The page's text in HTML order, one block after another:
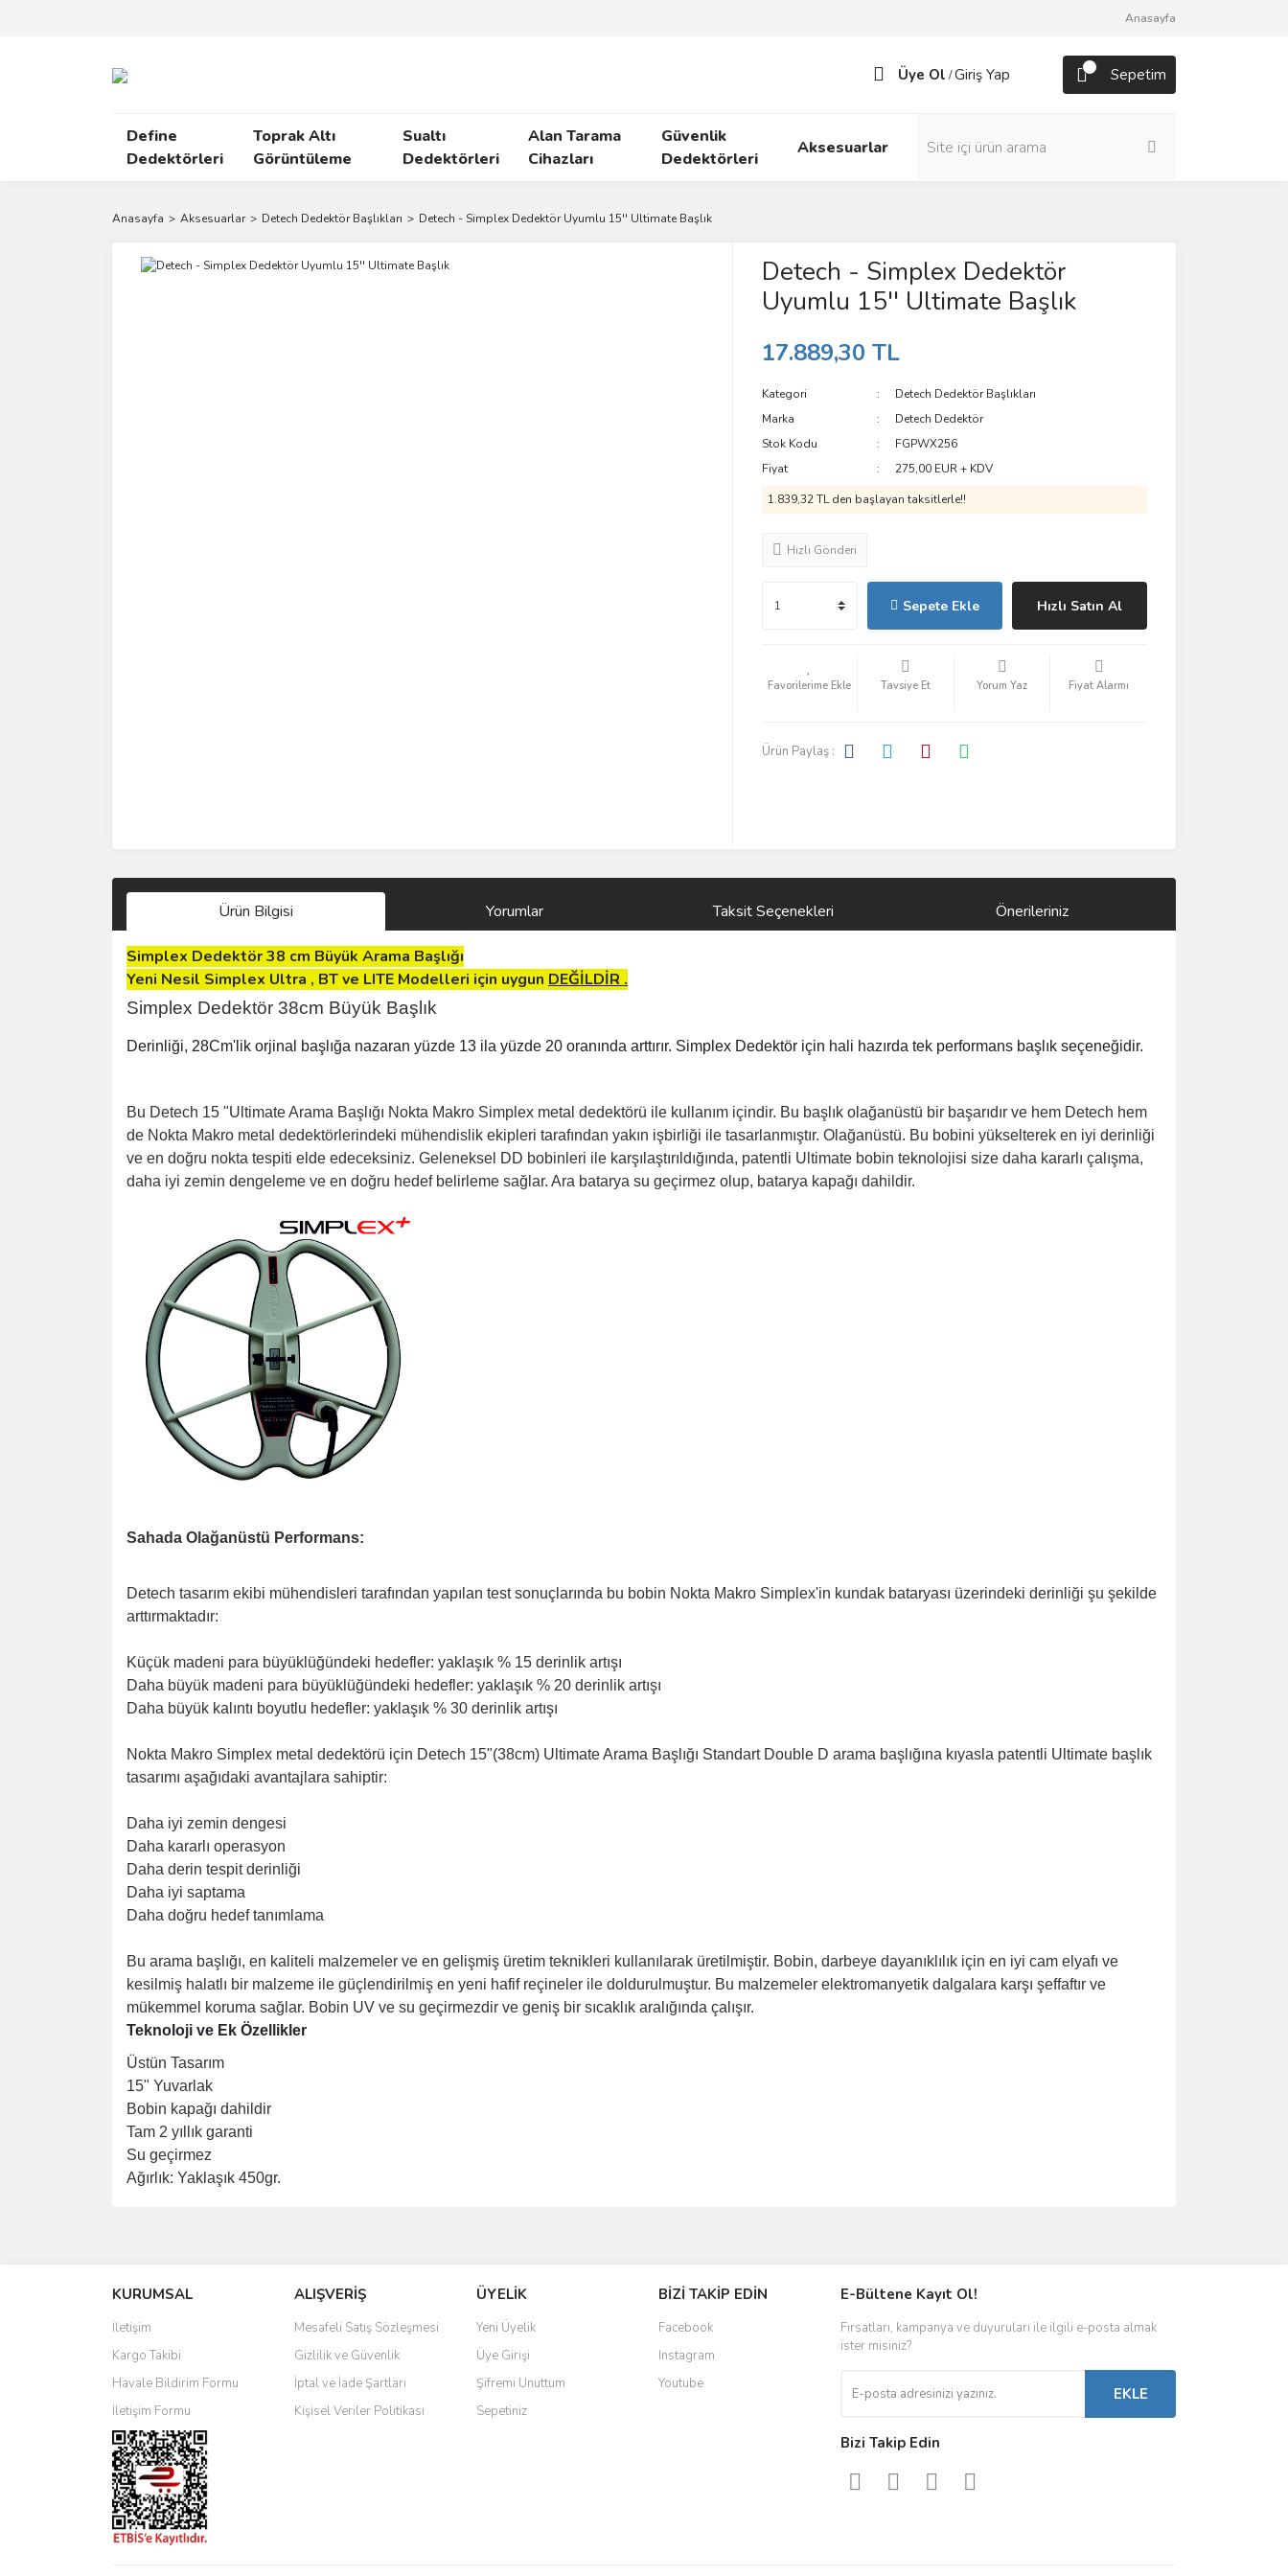
Anasayfa
Üye Ol /Giriş Yap Sepetim
Define
Dedektörleri
Toprak Altı
Görüntüleme
Sualtı
Dedektörleri
Alan Tarama
Cihazları
Güvenlik
Dedektörleri
Aksesuarlar
Anasayfa Aksesuarlar Detech Dedektör Başlıkları Detech - Simplex Dedektör Uyumlu 15'' Ultimate Başlık
Detech - Simplex Dedektör
Uyumlu 15'' Ultimate Başlık
17.889,30 TL
Kategori
Detech Dedektör Başlıkları
Marka
Detech Dedektör
Stok Kodu
FGPWX256
Fiyat
275,00 EUR + KDV
1.839,32 TL den başlayan taksitlerle!!
Hızlı Gönderi
Sepete Ekle Hızlı Satın Al
Tavsiye Et Yorum Yaz Fiyat Alarmı
Ürün Paylaş :
Ürün Bilgisi Yorumlar Taksit Seçenekleri Önerileriniz
Simplex Dedektör 38 cm Büyük Arama Başlığı
Yeni Nesil Simplex Ultra , BT ve LITE Modelleri için uygun DEĞİLDİR .
Simplex Dedektör 38cm Büyük Başlık
Derinliği, 28Cm'lik orjinal başlığa nazaran yüzde 13 ila yüzde 20 oranında arttırır. Simplex Dedektör için hali hazırda tek performans başlık seçeneğidir.
Bu Detech 15 "Ultimate Arama Başlığı Nokta Makro Simplex metal dedektörü ile kullanım içindir. Bu başlık olağanüstü bir başarıdır ve hem Detech hem
de Nokta Makro metal dedektörlerindeki mühendislik ekipleri tarafından yakın işbirliği ile tasarlanmıştır. Olağanüstü. Bu bobini yükselterek en iyi derinliği
ve en doğru nokta tespiti elde edeceksiniz. Geleneksel DD bobinleri ile karşılaştırıldığında, patentli Ultimate bobin teknolojisi size daha kararlı çalışma,
daha iyi zemin dengeleme ve en doğru hedef belirleme sağlar. Ara batarya su geçirmez olup, batarya kapağı dahildir.
Sahada Olağanüstü Performans:
Detech tasarım ekibi mühendisleri tarafından yapılan test sonuçlarında bu bobin Nokta Makro Simplex'in kundak bataryası üzerindeki derinliği şu şekilde
arttırmaktadır:
Küçük madeni para büyüklüğündeki hedefler: yaklaşık % 15 derinlik artışı
Daha büyük madeni para büyüklüğündeki hedefler: yaklaşık % 20 derinlik artışı
Daha büyük kalıntı boyutlu hedefler: yaklaşık % 30 derinlik artışı
Nokta Makro Simplex metal dedektörü için Detech 15"(38cm) Ultimate Arama Başlığı Standart Double D arama başlığına kıyasla patentli Ultimate başlık
tasarımı aşağıdaki avantajlara sahiptir:
Daha iyi zemin dengesi
Daha kararlı operasyon
Daha derin tespit derinliği
Daha iyi saptama
Daha doğru hedef tanımlama
Bu arama başlığı, en kaliteli malzemeler ve en gelişmiş üretim teknikleri kullanılarak üretilmiştir. Bobin, darbeye dayanıklılık için en iyi cam elyafı ve
kesilmiş halatlı bir malzeme ile güçlendirilmiş en yeni hafif reçineler ile doldurulmuştur. Bu malzemeler elektromanyetik dalgalara karşı şeffaftır ve
mükemmel koruma sağlar. Bobin UV ve su geçirmezdir ve geniş bir sıcaklık aralığında çalışır.
Teknoloji ve Ek Özellikler
Üstün Tasarım
15" Yuvarlak
Bobin kapağı dahildir
Tam 2 yıllık garanti
Su geçirmez
Ağırlık: Yaklaşık 450gr.
Ürün resmi kalitesiz, bozuk veya görüntülenemiyor.
Ürün açıklamasında eksik bilgiler bulunuyor.
Ürün bilgilerinde hatalar bulunuyor.
Ürün fiyatı diğer sitelerden daha pahalı.
Bu ürüne benzer farklı alternatifler olmalı.
KURUMSAL
İletişim
Kargo Takibi
Havale Bildirim Formu
İletişim Formu
ALIŞVERİŞ
Mesafeli Satış Sözleşmesi
Gizlilik ve Güvenlik
İptal ve İade Şartları
Kişisel Veriler Politikası
ÜYELİK
Yeni Üyelik
Üye Girişi
Şifremi Unuttum
Sepetiniz
BİZİ TAKİP EDİN
Facebook
Instagram
Youtube
E-Bültene Kayıt Ol!
Fırsatları, kampanya ve duyuruları ile ilgili e-posta almak
ister misiniz?
EKLE
Bizi Takip Edin